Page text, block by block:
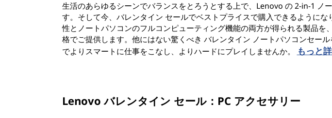
生活のあらゆるシーンでバランスをとろうとする上で、Lenovo の 2-in-1 ノ
す。そして今、バレンタイン セールでベストプライスで購入できるようにな
性とノートパソコンのフルコンピューティング機能の両方が得られる製品を
格でご提供します。他にはない驚くべき バレンタイン ノートパソコンセー
でよりスマートに仕事をこなし、よりハードにプレイしませんか。
もっと
Lenovo バレンタイン セール：PC アクセサリー